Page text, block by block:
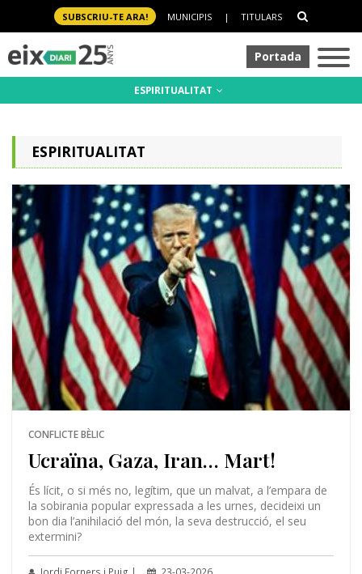
SUBSCRIU-TE ARA! MUNICIPIS | TITULARS
Portada
ESPIRITUALITAT
ESPIRITUALITAT
CONFLICTE BÈLIC
Ucraïna, Gaza, Iran… Mart!
És lícit, o si més no, legítim, que un malvat, a l’empara de
la sobirania popular expressada a les urnes, decideixi un
bon dia l’anihilació del món, la seva destrucció, el seu
extermini?